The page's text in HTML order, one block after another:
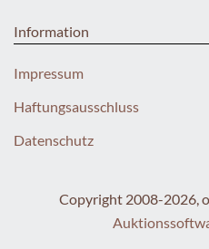
Information
Impressum
Haftungsausschluss
Datenschutz
Copyright 2008-2026,